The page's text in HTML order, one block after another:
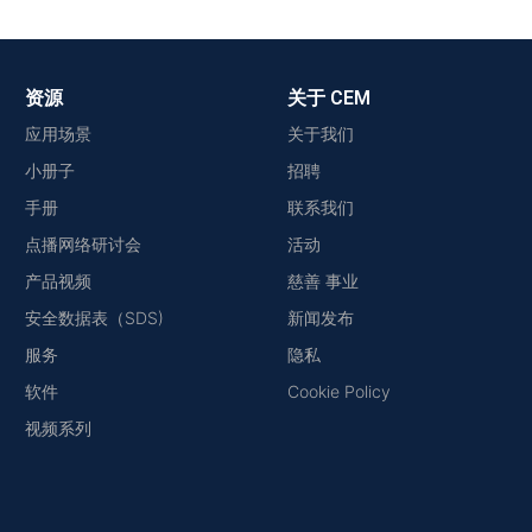
资源
应用场景
小册子
手册
点播网络研讨会
产品视频
安全数据表（SDS)
服务
软件
视频系列
关于 CEM
关于我们
招聘
联系我们
活动
慈善 事业
新闻发布
隐私
Cookie Policy